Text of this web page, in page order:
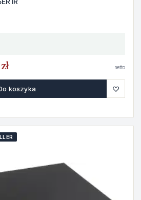
netto
koszyka ♡